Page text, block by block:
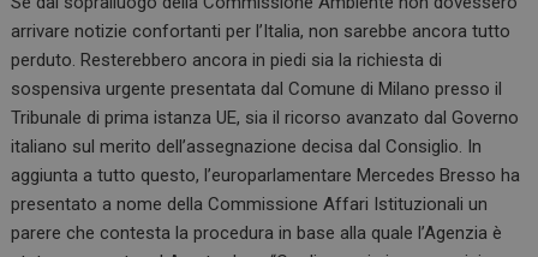
arrivare notizie confortanti per l’Italia, non sarebbe ancora tutto
perduto. Resterebbero ancora in piedi sia la richiesta di
sospensiva urgente presentata dal Comune di Milano presso il
Tribunale di prima istanza UE, sia il ricorso avanzato dal Governo
italiano sul merito dell’assegnazione decisa dal Consiglio. In
aggiunta a tutto questo, l’europarlamentare Mercedes Bresso ha
presentato a nome della Commissione Affari Istituzionali un
parere che contesta la procedura in base alla quale l’Agenzia è